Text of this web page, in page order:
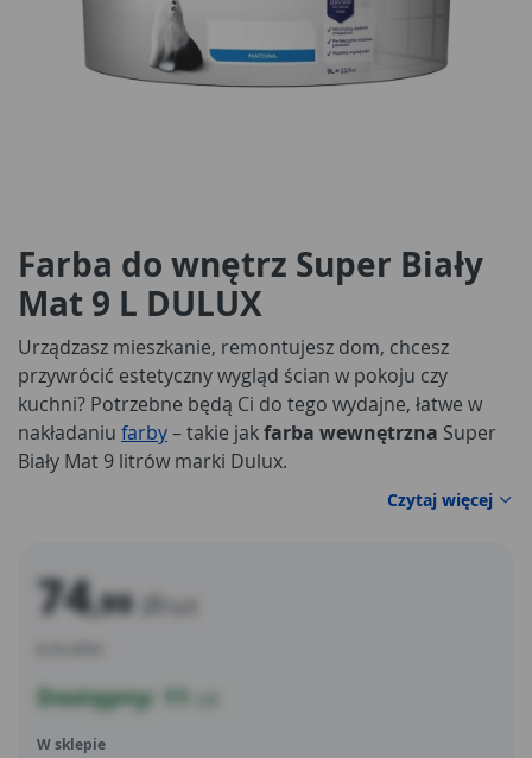
Farba do wnętrz Super Biały
Mat 9 L DULUX
Urządzasz mieszkanie, remontujesz dom, chcesz
przywrócić estetyczny wygląd ścian w pokoju czy
kuchni? Potrzebne będą Ci do tego wydajne, łatwe w
nakładaniu farby– takie jakfarba wewnętrzna Super
Biały Mat 9 litrów marki Dulux.
Czytaj więcej
74,99 zł
Dostępny: 11
W sklepie